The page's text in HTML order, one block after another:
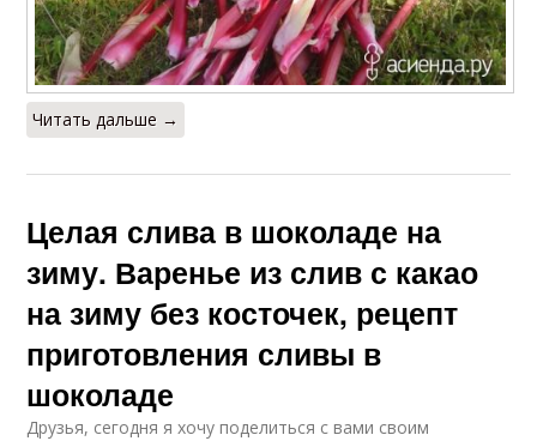
Читать дальше →
Целая слива в шоколаде на
зиму. Варенье из слив с какао
на зиму без косточек, рецепт
приготовления сливы в
шоколаде
Друзья, сегодня я хочу поделиться с вами своим